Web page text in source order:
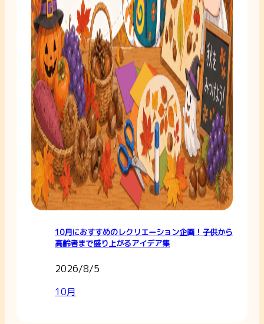
10月におすすめのレクリエーション企画！子供から
高齢者まで盛り上がるアイデア集
2026/8/5
10月